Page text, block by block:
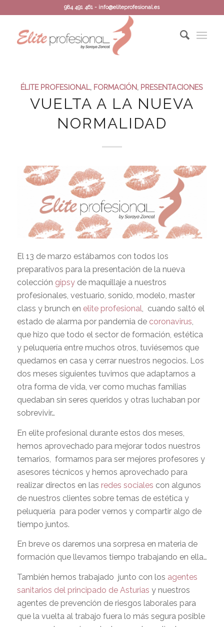
984 491 461 - info@eliteprofesional.es
ÉLITE PROFESIONAL, FORMACIÓN, PRESENTACIONES
VUELTA A LA NUEVA
NORMALIDAD
El 13 de marzo estábamos con todos los
preparativos para la presentación de la nueva
colección gipsyde maquillaje a nuestros
profesionales, vestuario, sonido, modelo, master
class y brunch en elite profesional, cuando saltó el
estado de alarma por pandemia de coronavirus,
que hizo que todo el sector de formación, estética
y peluquería entre muchos otros, tuviésemos que
quedarnos en casa y cerrar nuestros negocios. Los
dos meses siguientes tuvimos que adaptarnos a
otra forma de vida, ver como muchas familias
quedaban sin seres queridos y otras luchaban por
sobrevivir…
En elite profesional durante estos dos meses,
hemos aprovechado para mejorar todos nuestros
temarios, formarnos para ser mejores profesores y
asesores técnicos y hemos aprovechado para
realizar directos en las redes sociales con algunos
de nuestros clientes sobre temas de estética y
peluquería para poder vernos y compartir algo de
tiempo juntos.
En breve os daremos una sorpresa en materia de
formación que llevamos tiempo trabajando en ella…
También hemos trabajado junto con los agentes
sanitarios del principado de Asturias y nuestros
agentes de prevención de riesgos laborales para
que la vuelta al trabajo fuera lo más segura posible